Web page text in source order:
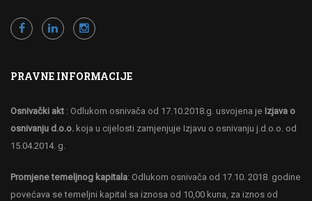
PRAVNE INFORMACIJE
Osnivački akt : Odlukom osnivača od 17.10.2018.g. usvojena je Izjava o
osnivanju d.o.o. koja u cijelosti zamjenjuje Izjavu o osnivanju j.d.o.o. od
15.04.2014. g.
Promjene temeljnog kapitala: Odlukom osnivača od 17.10. 2018. godine
povećava se temeljni kapital sa iznosa od 10,00 kuna, za iznos od